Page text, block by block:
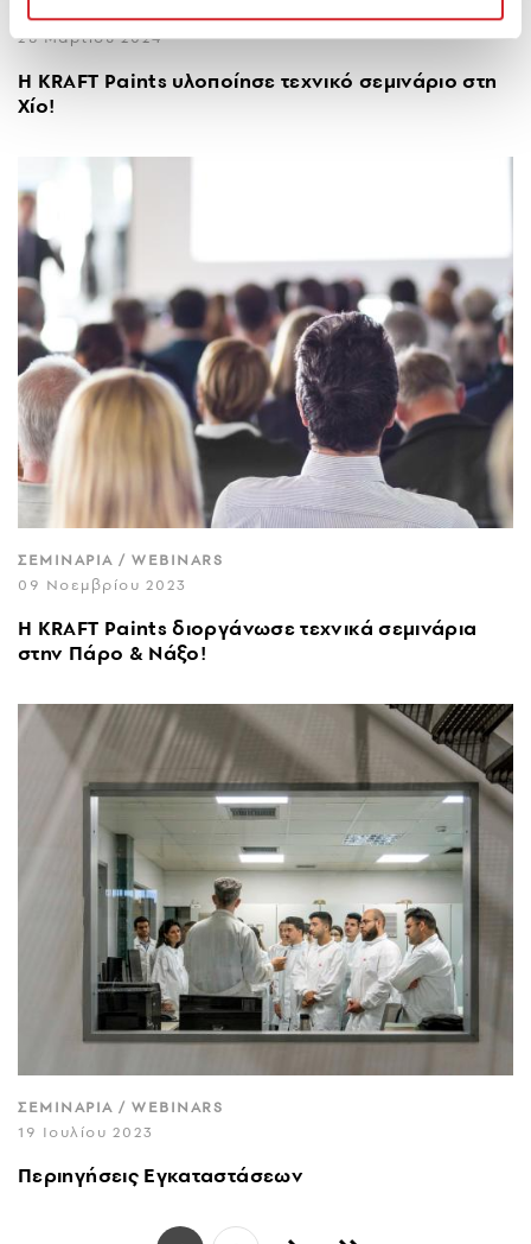
ΣΕΜΙΝΑΡΙΑ / WEBINARS
28 Μαρτίου 2024
Η KRAFT Paints υλοποίησε τεχνικό σεμινάριο στη
Χίο!
ΣΕΜΙΝΑΡΙΑ / WEBINARS
09 Νοεμβρίου 2023
Η KRAFT Paints διοργάνωσε τεχνικά σεμινάρια
στην Πάρο & Νάξο!
ΣΕΜΙΝΑΡΙΑ / WEBINARS
19 Ιουλίου 2023
Περιηγήσεις Εγκαταστάσεων